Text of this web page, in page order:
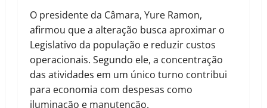
O presidente da Câmara, Yure Ramon,
afirmou que a alteração busca aproximar o
Legislativo da população e reduzir custos
operacionais. Segundo ele, a concentração
das atividades em um único turno contribui
para economia com despesas como
iluminação e manutenção.